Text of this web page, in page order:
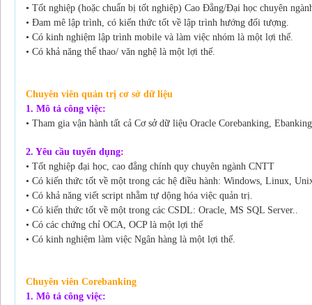
• Tốt nghiệp (hoặc chuẩn bị tốt nghiệp) Cao Đẳng/Đại học chuyên
• Đam mê lập trình, có kiến thức tốt về lập trình hướng đối tượng.
• Có kinh nghiệm lập trình mobile và làm việc nhóm là một lợi thế.
• Có khả năng thể thao/ văn nghệ là một lợi thế.
Chuyên viên quản trị cơ sở dữ liệu
1. Mô tả công việc:
• Tham gia vận hành tất cả Cơ sở dữ liệu Oracle Corebanking,
2. Yêu cầu tuyển dụng:
• Tốt nghiệp đại học, cao đẳng chính quy chuyên ngành CNTT
• Có kiến thức tốt về một trong các hệ điều hành: Windows, Linux,
• Có khả năng viết script nhằm tự dộng hóa việc quản trị.
• Có kiến thức tốt về một trong các CSDL: Oracle, MS SQL Server..
• Có các chứng chỉ OCA, OCP là một lợi thế
• Có kinh nghiệm làm việc Ngân hàng là một lợi thế.
Chuyên viên Corebanking
1. Mô tả công việc: